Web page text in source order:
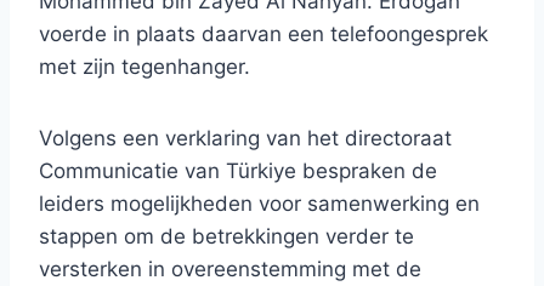
voerde in plaats daarvan een telefoongesprek
met zijn tegenhanger.
Volgens een verklaring van het directoraat
Communicatie van Türkiye bespraken de
leiders mogelijkheden voor samenwerking en
stappen om de betrekkingen verder te
versterken in overeenstemming met de